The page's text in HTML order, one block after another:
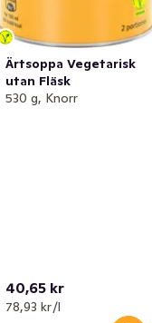
grönsaker och
se/.
Ärtsoppa Vegetarisk
utan Fläsk
530 g, Knorr
40,65 kr
78,93 kr /l